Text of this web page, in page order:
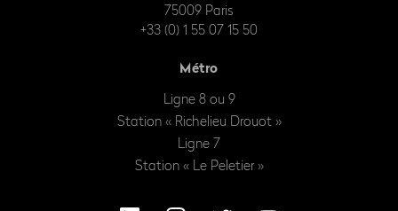
75009 Paris
+33 (0) 1 55 07 15 50
Métro
Ligne 8 ou 9
Station « Richelieu Drouot »
Ligne 7
Station « Le Peletier »